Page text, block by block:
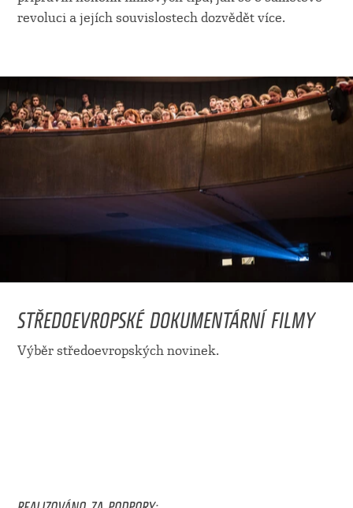
revoluci a jejích souvislostech dozvědět více.
STŘEDOEVROPSKÉ DOKUMENTÁRNÍ FILMY
Výběr středoevropských novinek.